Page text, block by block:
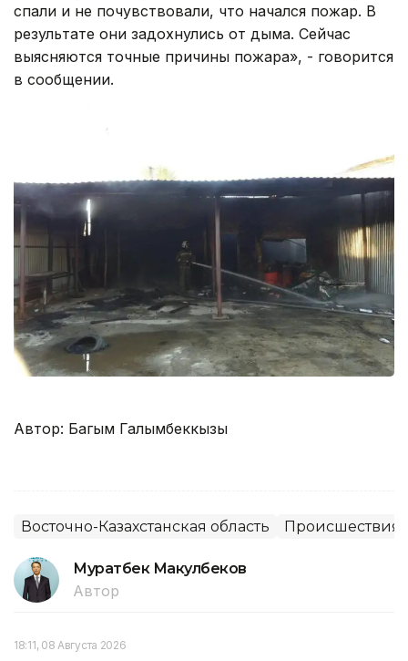
спали и не почувствовали, что начался пожар. В
результате они задохнулись от дыма. Сейчас
выясняются точные причины пожара», - говорится
в сообщении.
Автор: Багым Галымбеккызы
Восточно-Казахстанская область Происшествия,
Муратбек Макулбеков
Автор
18:11, 08 Августа 2026